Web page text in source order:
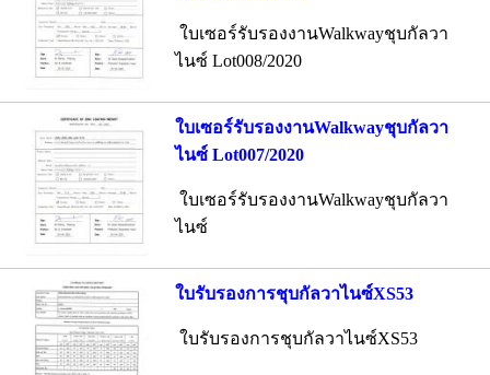
ใบเซอร์รับรองงานWalkwayชุบกัลวา
ไนซ์ Lot008/2020
ใบเซอร์รับรองงานWalkwayชุบกัลวา
ไนซ์ Lot007/2020
ใบเซอร์รับรองงานWalkwayชุบกัลวา
ไนซ์
ใบรับรองการชุบกัลวาไนซ์XS53
ใบรับรองการชุบกัลวาไนซ์XS53